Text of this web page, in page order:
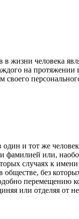
жизни человека
на
своего
один и тот же
фамилией или,
случаях к
обществе, без
перемещению
или отделяя от